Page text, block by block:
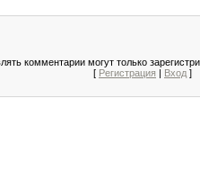
комментарии могут только
[ Регистрация | Вход ]